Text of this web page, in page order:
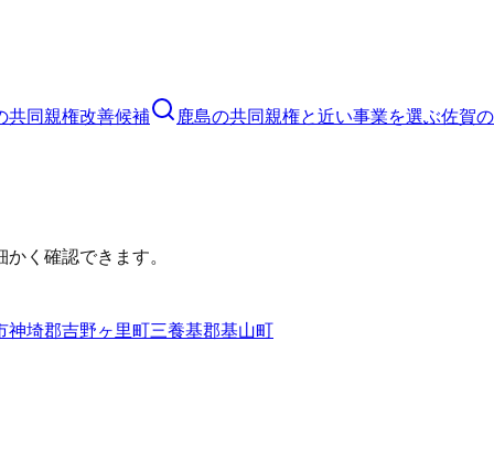
共同親権改善候補 鹿島の共同親権と近い事業を選ぶ佐賀の
く確認できます。
神埼郡吉野ヶ里町三養基郡基山町